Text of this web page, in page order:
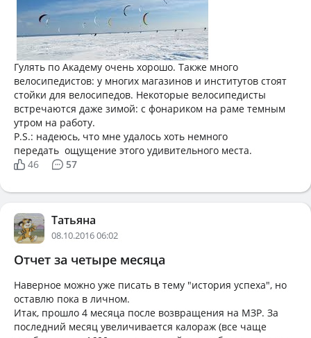
Гулять по Академу очень хорошо. Также много
велосипедистов: у многих магазинов и институтов стоят
стойки для велосипедов. Некоторые велосипедисты
встречаются даже зимой: с фонариком на раме темным
утром на работу.
P.S.: надеюсь, что мне удалось хоть немного
передать ощущение этого удивительного места.
46
57
Татьяна
08.10.2016 06:02
Отчет за четыре месяца
Наверное можно уже писать в тему "история успеха", но
оставлю пока в личном.
Итак, прошло 4 месяца после возвращения на МЗР. За
последний месяц увеличивается калораж (все чаще